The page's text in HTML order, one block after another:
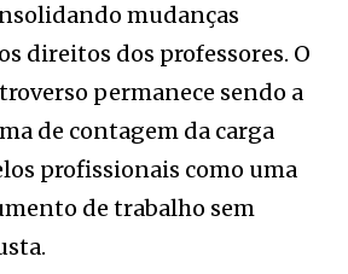
mudanças
direitos dos professores. O
permanece sendo a
de contagem da carga
profissionais como uma
de trabalho sem